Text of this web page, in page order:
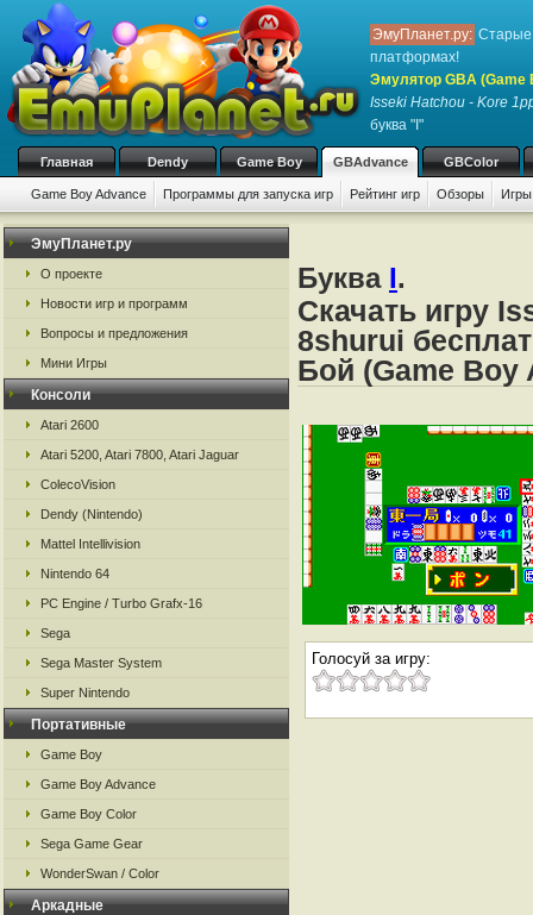
ЭмуПланет.ру: Старые
платформах!
Эмулятор GBA (Game
Isseki Hatchou - Kore
буква "I"
Главная Dendy Game Boy GBAdvance GBColor
Game Boy Advance Программы для запуска игр Рейтинг игр Обзоры
ЭмуПланет.ру
О проекте
Новости игр и программ
Вопросы и предложения
Мини Игры
Консоли
Atari 2600
Atari 5200, Atari 7800, Atari Jaguar
ColecoVision
Dendy (Nintendo)
Mattel Intellivision
Nintendo 64
PC Engine / Turbo Grafx-16
Sega
Sega Master System
Super Nintendo
Портативные
Game Boy
Game Boy Advance
Game Boy Color
Sega Game Gear
WonderSwan / Color
Аркадные
Буква I.
Скачать игру
8shurui
Бой (Game Boy
Голосуй за игру: